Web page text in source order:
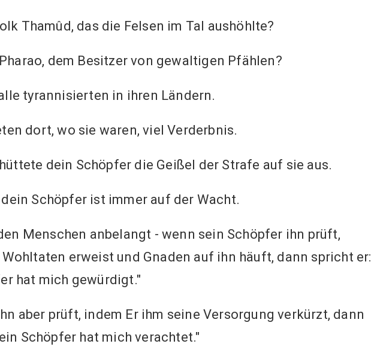
Thamûd, das die Felsen im Tal aushöhlte?
dem Besitzer von gewaltigen Pfählen?
tyrannisierten in ihren Ländern.
dort, wo sie waren, viel Verderbnis.
dein Schöpfer die Geißel der Strafe auf sie aus.
Schöpfer ist immer auf der Wacht.
Menschen anbelangt - wenn sein Schöpfer ihn prüft,
erweist und Gnaden auf ihn häuft, dann spricht er:
hat mich gewürdigt."
aber prüft, indem Er ihm seine Versorgung verkürzt, dann
Schöpfer hat mich verachtet."